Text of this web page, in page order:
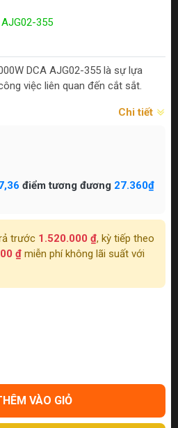
AJG02-355
DCA AJG02-355 là sự lựa
việc liên quan đến cắt sắt.
Chi tiết
điểm tương đương 27.360₫
trước 1.520.000 ₫, kỳ tiếp theo
₫ miễn phí không lãi suất với
VÀO GIỎ